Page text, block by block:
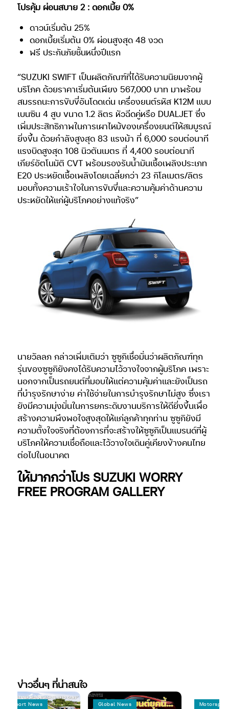
โปรคุ้ม ผ่อนสบาย 2 : ดอกเบี้ย 0%
ดาวน์เริ่มต้น 25%
ดอกเบี้ยเริ่มต้น 0% ผ่อนสูงสุด 48 งวด
ฟรี ประกันภัยชั้นหนึ่งปีแรก
“SUZUKI SWIFT เป็นผลิตภัณฑ์ที่ได้รับความนิยมจากผู้
บริโภค ด้วยราคาเริ่มต้นเพียง 567,000 บาท มาพร้อม
สมรรถนะการขับขี่อันโดดเด่น เครื่องยนต์รหัส K12M แบบ
เบนซิน 4 สูบ ขนาด 1.2 ลิตร หัวฉีดคู่หรือ DUALJET ซึ่ง
เพิ่มประสิทธิภาพในการเผาไหม้ของเครื่องยนต์ให้สมบูรณ์
ยิ่งขึ้น ด้วยกำลังสูงสุด 83 แรงม้า ที่ 6,000 รอบต่อนาที
แรงบิดสูงสุด 108 นิวตันเมตร ที่ 4,400 รอบต่อนาที
เกียร์อัตโนมัติ CVT พร้อมรองรับน้ำมันเชื้อเพลิงประเภท
E20 ประหยัดเชื้อเพลิงโดยเฉลี่ยกว่า 23 กิโลเมตร/ลิตร
มอบทั้งความเร้าใจในการขับขี่และความคุ้มค่าด้านความ
ประหยัดให้แก่ผู้บริโภคอย่างแท้จริง”
นายวัลลภ กล่าวเพิ่มเติมว่า ซูซูกิเชื่อมั่นว่าผลิตภัณฑ์ทุก
รุ่นของซูซูกิยังคงได้รับความไว้วางใจจากผู้บริโภค เพราะ
นอกจากเป็นรถยนต์ที่มอบให้แต่ความคุ้มค่าและยังเป็นรถ
ที่บำรุงรักษาง่าย ค่าใช้จ่ายในการบำรุงรักษาไม่สูง ซึ่งเรา
ยังมีความมุ่งมั่นในการยกระดับงานบริการให้ดียิ่งขึ้นเพื่อ
สร้างความพึงพอใจสูงสุดให้แก่ลูกค้าทุกท่าน ซูซูกิยังมี
ความตั้งใจจริงที่ต้องการที่จะสร้างให้ซูซูกิเป็นแบรนด์ที่ผู้
บริโภคให้ความเชื่อถือและไว้วางใจเดินคู่เคียงข้างคนไทย
ต่อไปในอนาคต
ให้มากกว่าโปร SUZUKI WORRY
FREE PROGRAM GALLERY
ข่าวอื่นๆ ที่น่าสนใจ
Global News Motorsport News